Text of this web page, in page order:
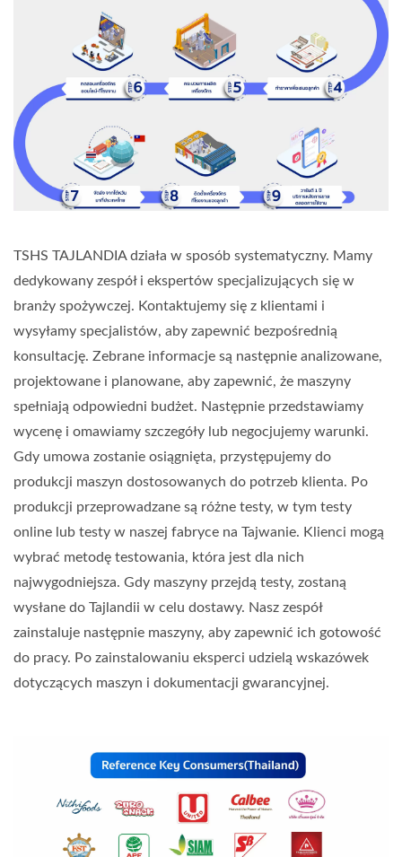
TSHS TAJLANDIA działa w sposób systematyczny. Mamy
dedykowany zespół i ekspertów specjalizujących się w
branży spożywczej. Kontaktujemy się z klientami i
wysyłamy specjalistów, aby zapewnić bezpośrednią
konsultację. Zebrane informacje są następnie analizowane,
projektowane i planowane, aby zapewnić, że maszyny
spełniają odpowiedni budżet. Następnie przedstawiamy
wycenę i omawiamy szczegóły lub negocjujemy warunki.
Gdy umowa zostanie osiągnięta, przystępujemy do
produkcji maszyn dostosowanych do potrzeb klienta. Po
produkcji przeprowadzane są różne testy, w tym testy
online lub testy w naszej fabryce na Tajwanie. Klienci mogą
wybrać metodę testowania, która jest dla nich
najwygodniejsza. Gdy maszyny przejdą testy, zostaną
wysłane do Tajlandii w celu dostawy. Nasz zespół
zainstaluje następnie maszyny, aby zapewnić ich gotowość
do pracy. Po zainstalowaniu eksperci udzielą wskazówek
dotyczących maszyn i dokumentacji gwarancyjnej.